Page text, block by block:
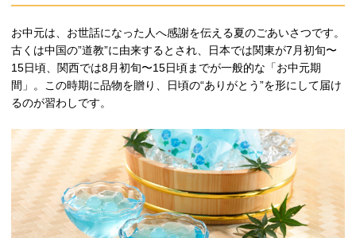
お中元は、お世話になった人へ感謝を伝える夏のごあいさつです。
古くは中国の”道教”に由来するとされ、日本では関東が7月初旬〜
15日頃、関西では8月初旬〜15日頃までが一般的な「お中元期
間」。この時期に品物を贈り、日頃の“ありがとう”を形にして届け
るのが習わしです。